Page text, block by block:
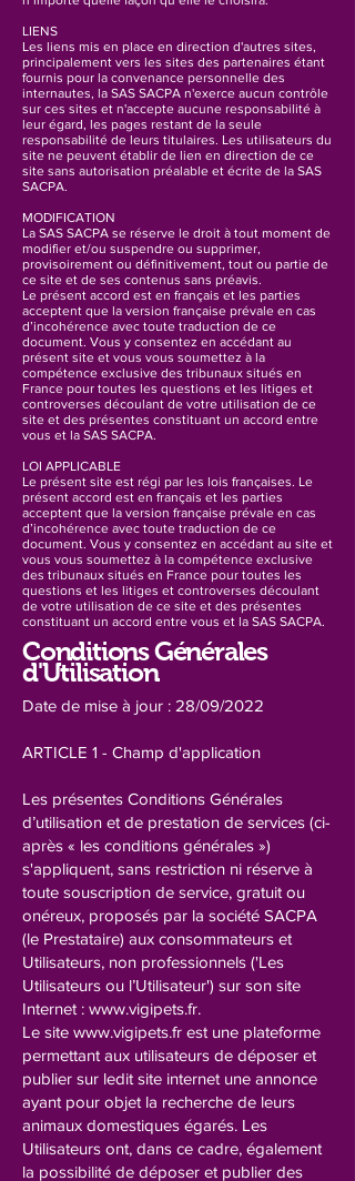
LIENS
Les liens mis en place en direction d'autres sites,
principalement vers les sites des partenaires étant
fournis pour la convenance personnelle des
internautes, la SAS SACPA n'exerce aucun contrôle
sur ces sites et n'accepte aucune responsabilité à
leur égard, les pages restant de la seule
responsabilité de leurs titulaires. Les utilisateurs du
site ne peuvent établir de lien en direction de ce
site sans autorisation préalable et écrite de la SAS
SACPA.
MODIFICATION
La SAS SACPA se réserve le droit à tout moment de
modifier et/ou suspendre ou supprimer,
provisoirement ou définitivement, tout ou partie de
ce site et de ses contenus sans préavis.
Le présent accord est en français et les parties
acceptent que la version française prévale en cas
d’incohérence avec toute traduction de ce
document. Vous y consentez en accédant au
présent site et vous vous soumettez à la
compétence exclusive des tribunaux situés en
France pour toutes les questions et les litiges et
controverses découlant de votre utilisation de ce
site et des présentes constituant un accord entre
vous et la SAS SACPA.
LOI APPLICABLE
Le présent site est régi par les lois françaises. Le
présent accord est en français et les parties
acceptent que la version française prévale en cas
d’incohérence avec toute traduction de ce
document. Vous y consentez en accédant au site et
vous vous soumettez à la compétence exclusive
des tribunaux situés en France pour toutes les
questions et les litiges et controverses découlant
de votre utilisation de ce site et des présentes
constituant un accord entre vous et la SAS SACPA.
Conditions Générales
d'Utilisation
Date de mise à jour : 28/09/2022
ARTICLE 1 - Champ d'application
Les présentes Conditions Générales
d’utilisation et de prestation de services (ci-
après « les conditions générales »)
s'appliquent, sans restriction ni réserve à
toute souscription de service, gratuit ou
onéreux, proposés par la société SACPA
(le Prestataire) aux consommateurs et
Utilisateurs, non professionnels ('Les
Utilisateurs ou l’Utilisateur') sur son site
Internet : www.vigipets.fr.
Le site www.vigipets.fr est une plateforme
permettant aux utilisateurs de déposer et
publier sur ledit site internet une annonce
ayant pour objet la recherche de leurs
animaux domestiques égarés. Les
Utilisateurs ont, dans ce cadre, également
la possibilité de déposer et publier des